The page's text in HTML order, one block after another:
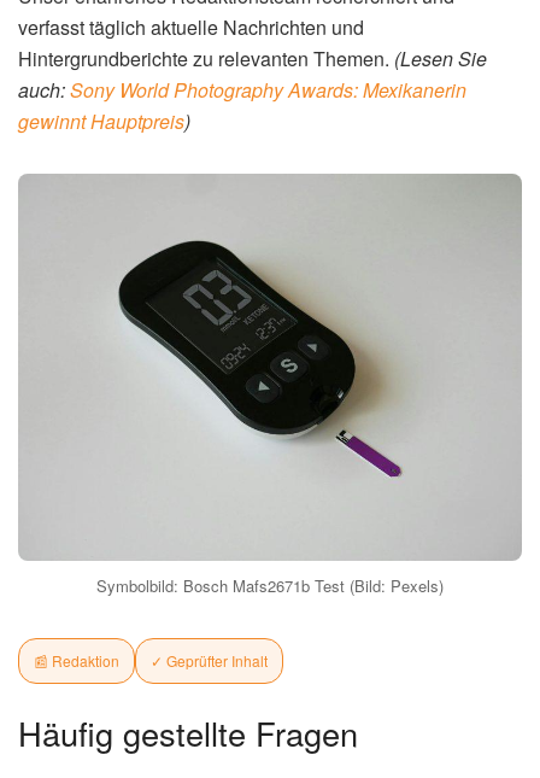
verfasst täglich aktuelle Nachrichten und
Hintergrundberichte zu relevanten Themen. (Lesen Sie
auch:Sony World Photography Awards: Mexikanerin
gewinnt Hauptpreis)
Symbolbild: Bosch Mafs2671b Test (Bild: Pexels)
📰 Redaktion ✓ Geprüfter Inhalt
Häufig gestellte Fragen